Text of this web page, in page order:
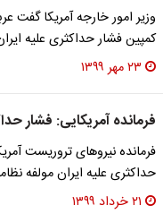
وزیر امور خارجه آمریکا
کمپین فشار حداکثری علیه
۲۳ مهر ۱۳۹۹
فرمانده آمریکایی: فشار
فرمانده نیروهای تروریست
حداکثری علیه ایران مولفه
۲۱ خرداد ۱۳۹۹